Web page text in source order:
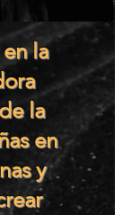
la
la
en
y